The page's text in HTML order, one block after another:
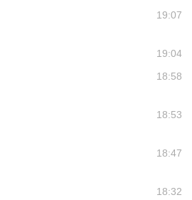
19:07
19:04
18:58
18:53
18:47
18:32